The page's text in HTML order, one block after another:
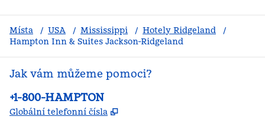
Místa / USA / Mississippi / Hotely Ridgeland
/
Hampton Inn & Suites Jackson-Ridgeland
Jak vám můžeme pomoci?
Telefon:
+1-800-HAMPTON
Globální telefonní čísla ,